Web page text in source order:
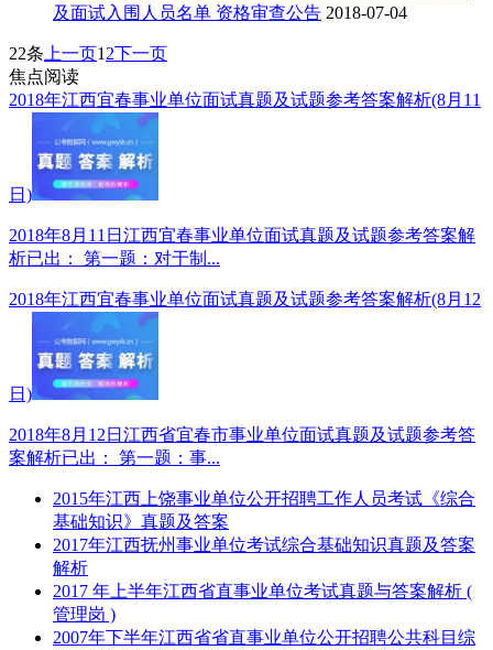
及面试入围人员名单 资格审查公告 2018-07-04
22条 上一页1 2下一页
焦点阅读
2018年江西宜春事业单位面试真题及试题参考答案解析(8月11
日)
2018年8月11日江西宜春事业单位面试真题及试题参考答案解
析已出： 第一题：对于制...
2018年江西宜春事业单位面试真题及试题参考答案解析(8月12
日)
2018年8月12日江西省宜春市事业单位面试真题及试题参考答
案解析已出： 第一题：事...
2015年江西上饶事业单位公开招聘工作人员考试《综合
基础知识》真题及答案
2017年江西抚州事业单位考试综合基础知识真题及答案
解析
2017 年上半年江西省直事业单位考试真题与答案解析 (
管理岗 )
2007年下半年江西省省直事业单位公开招聘公共科目综